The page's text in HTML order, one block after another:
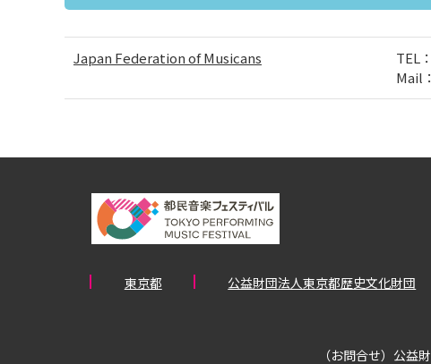
Japan Federation of Musicans
TEL
Mail
東京都 公益財団法人東京都歴史文化財団
（お問合せ）公